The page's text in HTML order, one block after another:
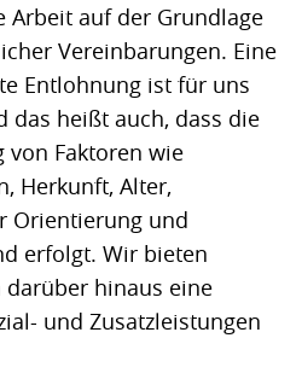
auf der Grundlage
Vereinbarungen. Eine
Entlohnung ist für uns
das heißt auch, dass die
von Faktoren wie
Herkunft, Alter,
Orientierung und
erfolgt. Wir bieten
hinaus eine
und Zusatzleistungen